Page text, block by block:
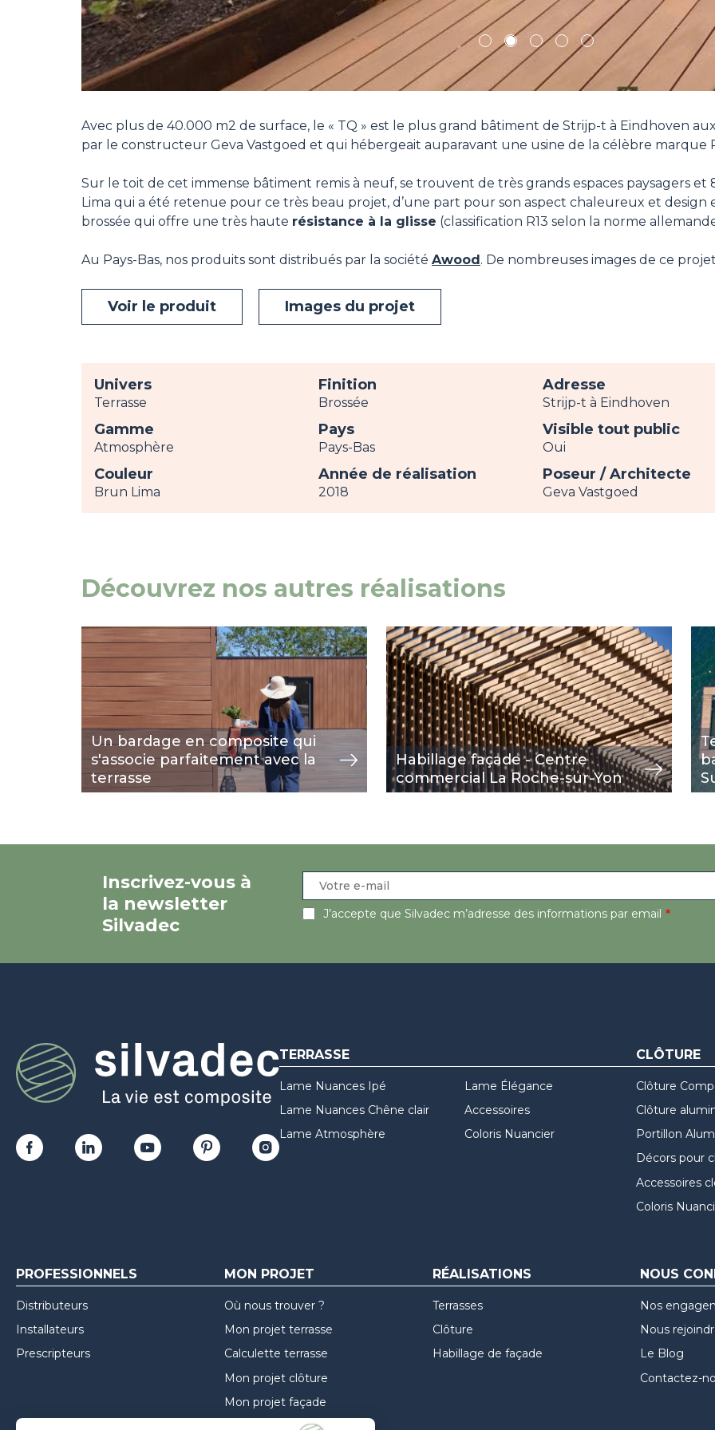
1 2 3 4 5
Avec plus de 40.000 m2 de surface, le « TQ » est le plus grand bâtiment de Strijp-t à Eindhoven
par le constructeur Geva Vastgoed et qui hébergeait auparavant une usine de la célèbre marque
Sur le toit de cet immense bâtiment remis à neuf, se trouvent de très grands espaces paysagers
Lima qui a été retenue pour ce très beau projet, d’une part pour son aspect chaleureux et design
brossée qui offre une très haute résistance à la glisse (classification R13 selon la norme
Au Pays-Bas, nos produits sont distribués par la société Awood . De nombreuses images de ce
Voir le produit Images du projet
Univers
Terrasse
Gamme
Atmosphère
Couleur
Brun Lima
Finition
Brossée
Pays
Pays-Bas
Année de réalisation
2018
Adresse
Strijp-t à Eindhoven
Visible tout public
Oui
Poseur / Architecte
Geva Vastgoed
Découvrez nos autres réalisations
Un bardage en composite qui
s'associe parfaitement avec la
terrasse
Habillage façade - Centre
commercial La Roche-sur-Yon
Image
view
Inscrivez-vous à
la newsletter
Silvadec
J’accepte que Silvadec m’adresse des informations par email
TERRASSE
Lame Nuances Ipé
Lame Nuances Chêne clair
Lame Atmosphère
Lame Élégance
Accessoires
Coloris Nuancier
CLÔTURE
Clôture
Clôture
Portillon
Décors pour
Accessoires
Coloris
PROFESSIONNELS
Distributeurs
Installateurs
Prescripteurs
MON PROJET
Où nous trouver ?
Mon projet terrasse
Calculette terrasse
Mon projet clôture
Mon projet façade
Guide de choix
RÉALISATIONS
Terrasses
Clôture
Habillage de façade
NOUS
Nos
Nous
Le Blog
Contactez-